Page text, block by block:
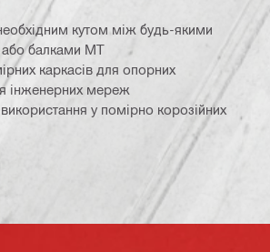
кутом між будь-якими
балками MT
каркасів для опорних
інженерних мереж
у помірно корозійних